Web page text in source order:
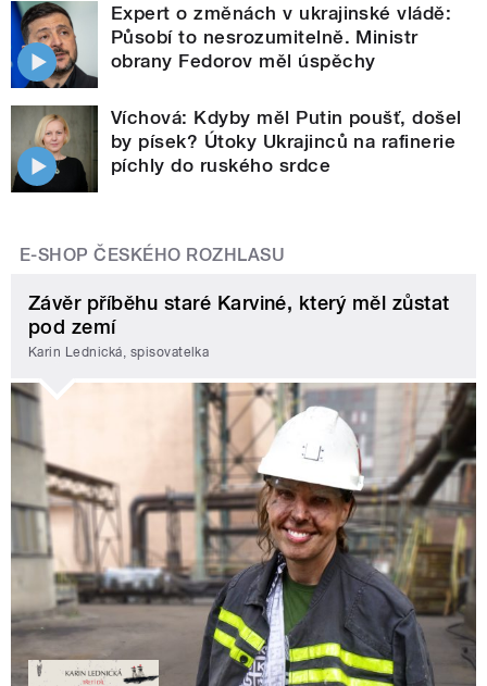
Expert o změnách v ukrajinské vládě:
Působí to nesrozumitelně. Ministr
obrany Fedorov měl úspěchy
Víchová: Kdyby měl Putin poušť, došel
by písek? Útoky Ukrajinců na rafinerie
píchly do ruského srdce
E-SHOP ČESKÉHO ROZHLASU
Závěr příběhu staré Karviné, který měl zůstat
pod zemí
Karin Lednická, spisovatelka